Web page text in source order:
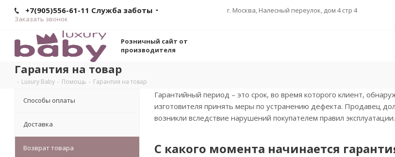
+7(905)556-61-11 Служба заботы
Заказать звонок
г. Москва, Налесный переулок, дом 4 стр 4
Розничный сайт от
производителя
Гарантия на товар
- Luxury Baby - Помощь - Гарантия на товар
Гарантийный период – это срок, во время которого клиент,
изготовителя принять меры по устранению дефекта. Продавец
возникли вследствие нарушений покупателем правил эксплуатации.
С какого момента начинается
Способы оплаты
Доставка
Возврат товара